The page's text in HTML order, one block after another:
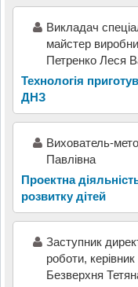
Викладач
майстер
Петренко Леся
Технологія
ДНЗ
Вихователь-
Павлівна
Проектна
розвитку дітей
Заступник
роботи,
Безверхня